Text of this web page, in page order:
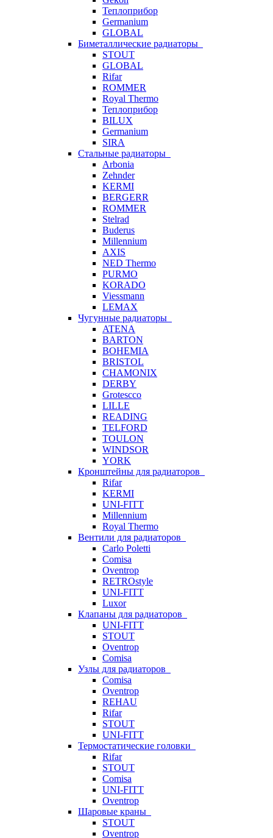
Теплоприбор
Germanium
GLOBAL
Биметаллические радиаторы
STOUT
GLOBAL
Rifar
ROMMER
Royal Thermo
Теплоприбор
BILUX
Germanium
SIRA
Стальные радиаторы
Arbonia
Zehnder
KERMI
BERGERR
ROMMER
Stelrad
Buderus
Millennium
AXIS
NED Thermo
PURMO
KORADO
Viessmann
LEMAX
Чугунные радиаторы
ATENA
BARTON
BOHEMIA
BRISTOL
CHAMONIX
DERBY
Grotescco
LILLE
READING
TELFORD
TOULON
WINDSOR
YORK
Кронштейны для радиаторов
Rifar
KERMI
UNI-FITT
Millennium
Royal Thermo
Вентили для радиаторов
Carlo Poletti
Comisa
Oventrop
RETROstyle
UNI-FITT
Luxor
Клапаны для радиаторов
UNI-FITT
STOUT
Oventrop
Comisa
Узлы для радиаторов
Comisa
Oventrop
REHAU
Rifar
STOUT
UNI-FITT
Термостатические головки
Rifar
STOUT
Comisa
UNI-FITT
Oventrop
Шаровые краны
STOUT
Oventrop